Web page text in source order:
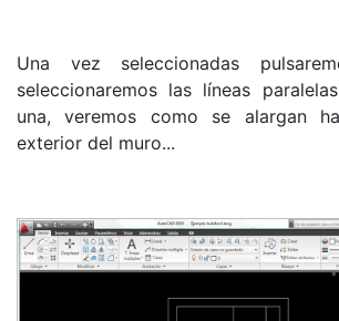
Una vez seleccionadas
seleccionaremos las líneas
una, veremos como se alargan
exterior del muro...